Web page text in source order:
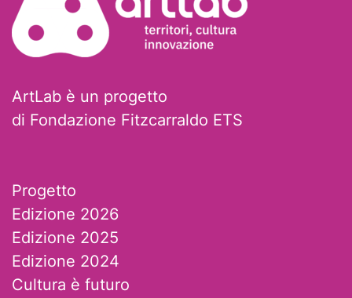
ArtLab è un progetto
di Fondazione Fitzcarraldo ETS
Progetto
Edizione 2026
Edizione 2025
Edizione 2024
Cultura è futuro